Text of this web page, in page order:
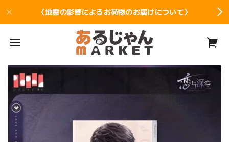
〈地震の影響によるお荷物のお届けについて〉